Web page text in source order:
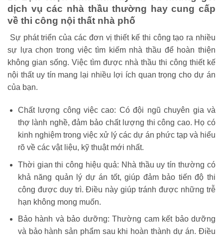
dịch vụ các nhà thầu thường hay cung cấp
về thi công nội thất nhà phố
Sự phát triển của các đơn vị thiết kế thi công tạo ra nhiều
sự lựa chọn trong việc tìm kiếm nhà thầu để hoàn thiện
không gian sống. Việc tìm được nhà thầu thi công thiết kế
nội thất uy tín mang lại nhiều lợi ích quan trọng cho dự án
của bạn.
Chất lượng công việc cao: Có đội ngũ chuyên gia và
thợ lành nghề, đảm bảo chất lượng thi công cao. Họ có
kinh nghiệm trong việc xử lý các dự án phức tạp và hiểu
rõ về các vật liệu, kỹ thuật mới nhất.
Thời gian thi công hiệu quả: Nhà thầu uy tín thường có
khả năng quản lý dự án tốt, giúp đảm bảo tiến độ thi
công được duy trì. Điều này giúp tránh được những trễ
hạn không mong muốn.
Bảo hành và bảo dưỡng: Thường cam kết bảo dưỡng
và bảo hành sản phẩm sau khi hoàn thành dự án. Điều